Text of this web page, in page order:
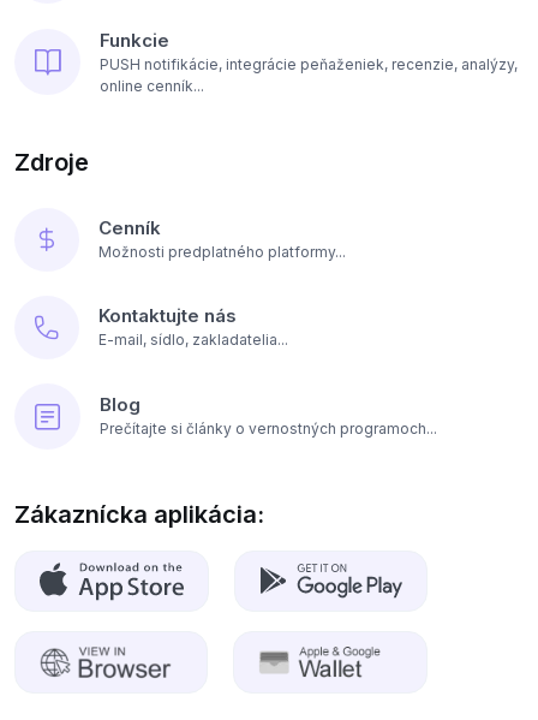
Funkcie
PUSH notifikácie, integrácie peňaženiek, recenzie, analýzy,
online cenník...
Zdroje
Cenník
Možnosti predplatného platformy...
Kontaktujte nás
E-mail, sídlo, zakladatelia...
Blog
Prečítajte si články o vernostných programoch...
Zákaznícka aplikácia: